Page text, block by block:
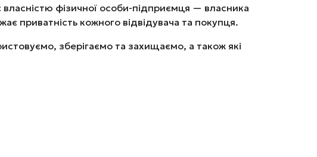
фізичної особи-підприємця — власника
приватність кожного відвідувача та покупця.
зберігаємо та захищаємо, а також які